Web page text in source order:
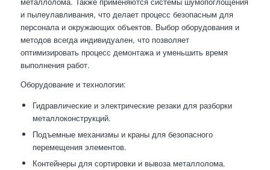
и пылеулавливания, что делает процесс безопасным для
персонала и окружающих объектов. Выбор оборудования и
методов всегда индивидуален, что позволяет
оптимизировать процесс демонтажа и уменьшить время
выполнения работ.
Оборудование и технологии:
Гидравлические и электрические резаки для разборки
металлоконструкций.
Подъемные механизмы и краны для безопасного
перемещения элементов.
Контейнеры для сортировки и вывоза металлолома.